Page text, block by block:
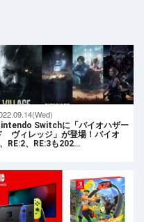
Switchに「バイオハザー
ヴィレッジ」が登場！バイオ
RE:2、RE:3も202…